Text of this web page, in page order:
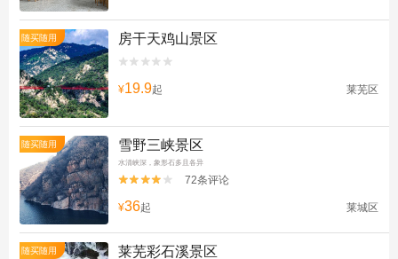
随买随用 房干天鸡山景区


¥19.9起 莱芜区
随买随用 雪野三峡景区
水清峡深，象形石多且各异

 72条评论
¥36起 莱城区
随买随用 莱芜彩石溪景区